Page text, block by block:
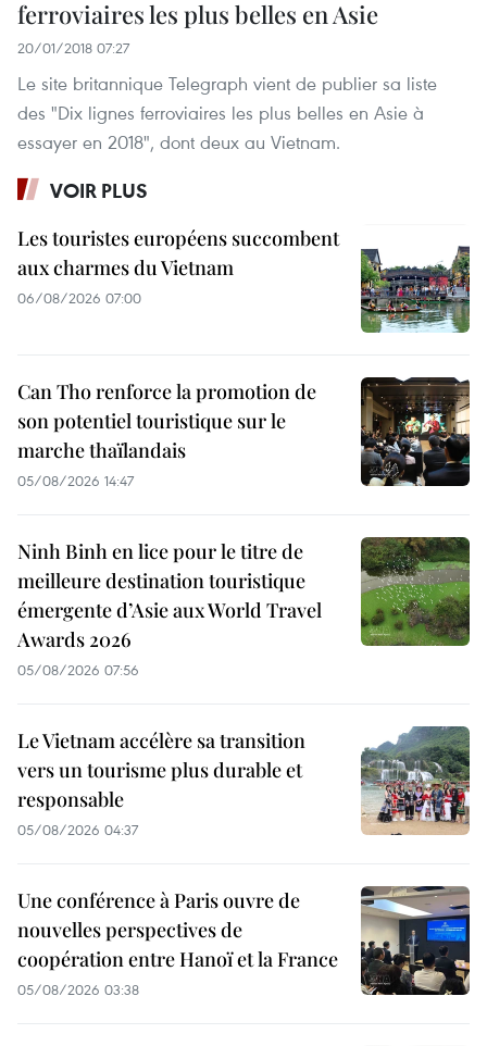
ferroviaires les plus belles en Asie
20/01/2018 07:27
Le site britannique Telegraph vient de publier sa liste
des "Dix lignes ferroviaires les plus belles en Asie à
essayer en 2018", dont deux au Vietnam.
VOIR PLUS
Les touristes européens succombent
aux charmes du Vietnam
06/08/2026 07:00
Can Tho renforce la promotion de
son potentiel touristique sur le
marche thaïlandais
05/08/2026 14:47
Ninh Binh en lice pour le titre de
meilleure destination touristique
émergente d’Asie aux World Travel
Awards 2026
05/08/2026 07:56
Le Vietnam accélère sa transition
vers un tourisme plus durable et
responsable
05/08/2026 04:37
Une conférence à Paris ouvre de
nouvelles perspectives de
coopération entre Hanoï et la France
05/08/2026 03:38